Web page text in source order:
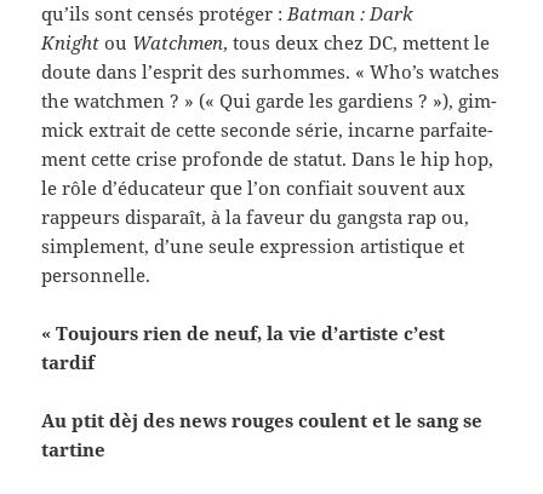
qu’ils sont cen­sés pro­téger :Bat­man : Dark
Knight ou Watch­men, tous deux chez DC, met­tent le
doute dans l’esprit des surhommes. « Who’s watches
the watch­men ? » (« Qui garde les gar­di­ens ? »), gim­
mick extrait de cette sec­onde série, incarne par­faite­
ment cette crise pro­fonde de statut. Dans le hip hop,
le rôle d’éducateur que l’on con­fi­ait sou­vent aux
rappeurs dis­paraît, à la faveur du gangsta rap ou,
sim­ple­ment, d’une seule expres­sion artis­tique et
personnelle.
« Tou­jours rien de neuf, la vie d’artiste c’est
tardif
Au ptit dèj des news rouges coulent et le sang se
tartine